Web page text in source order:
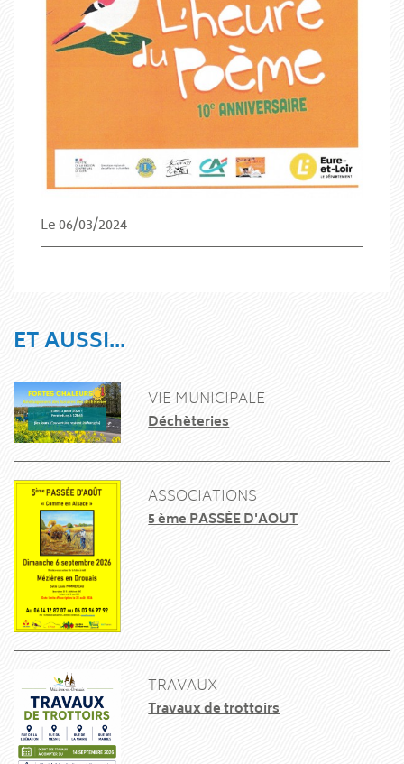
Le 06/03/2024
ET AUSSI...
VIE MUNICIPALE
Déchèteries
ASSOCIATIONS
5 ème PASSÉE D'AOUT
TRAVAUX
Travaux de trottoirs